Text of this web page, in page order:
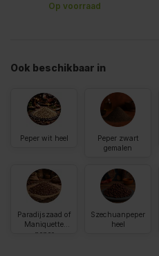
Op voorraad
Ook beschikbaar in
Peper wit heel
Peper zwart
gemalen
Paradijszaad of
Maniquette
peper
Szechuanpeper
heel